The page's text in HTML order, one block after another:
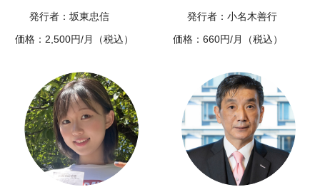
発行者：坂東忠信
価格：2,500円/月（税込）
発行者：小名木善行
価格：660円/月（税込）